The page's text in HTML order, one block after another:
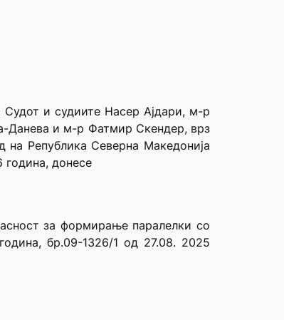
Судот и судиите Насер Ајдари, м-р
Данева и м-р Фатмир Скендер, врз
на Република Северна Македонија
година, донесе
за формирање паралелки со
бр.09-1326/1 од 27.08. 2025